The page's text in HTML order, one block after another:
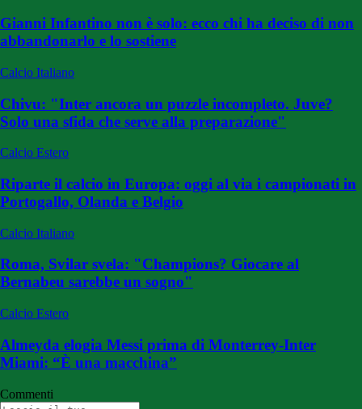
Gianni Infantino non è solo: ecco chi ha deciso di non
abbandonarlo e lo sostiene
Calcio Italiano
Chivu: "Inter ancora un puzzle incompleto. Juve?
Solo una sfida che serve alla preparazione"
Calcio Estero
Riparte il calcio in Europa: oggi al via i campionati in
Portogallo, Olanda e Belgio
Calcio Italiano
Roma, Svilar svela: "Champions? Giocare al
Bernabeu sarebbe un sogno"
Calcio Estero
Almeyda elogia Messi prima di Monterrey-Inter
Miami: “È una macchina”
Commenti